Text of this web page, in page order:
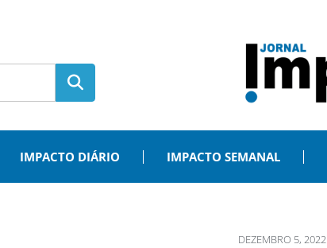
IMPACTO DIÁRIO IMPACTO SEMANAL
DEZEMBRO 5, 2022